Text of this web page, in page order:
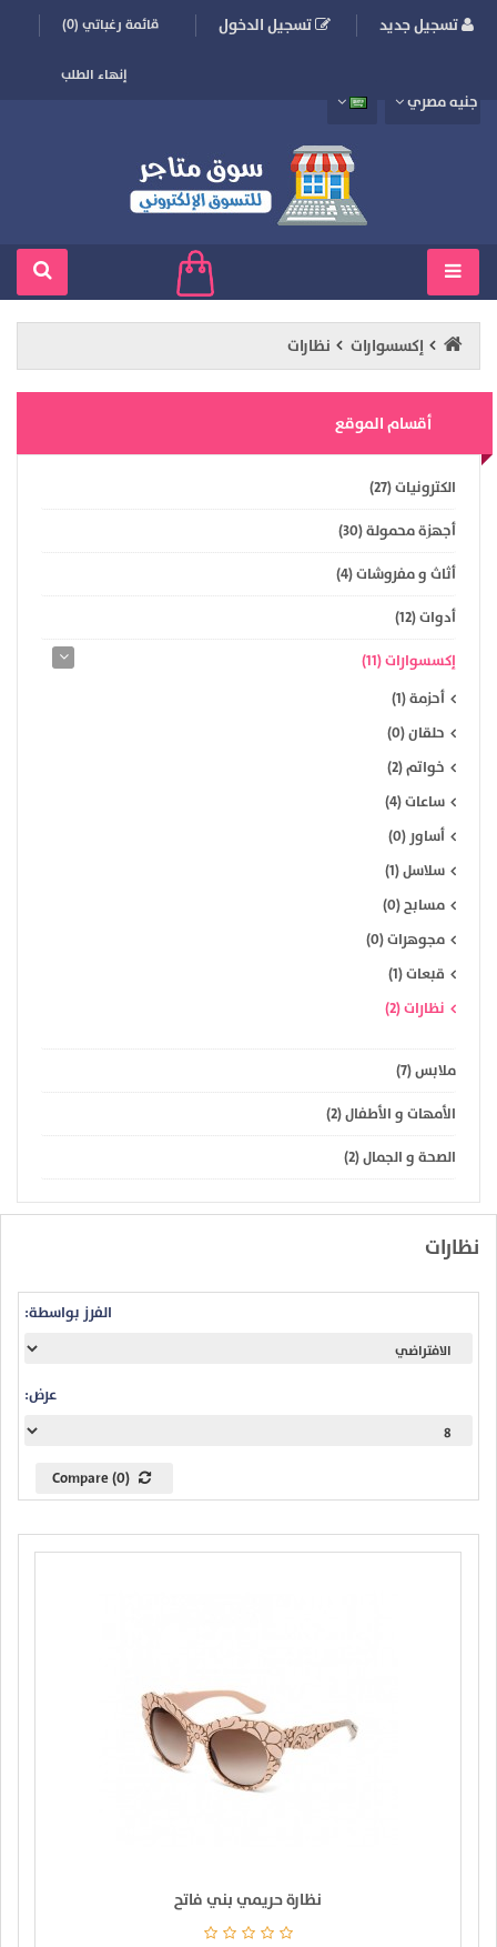
تسجيل جديد تسجيل الدخول قائمة رغباتي (0)
إنهاء الطلب
جنيه مصري
إكسسوارات نظارات
أقسام الموقع
الكترونيات (27)
أجهزة محمولة (30)
أثاث و مفروشات (4)
أدوات (12)
إكسسوارات (11)
أحزمة (1)
حلقان (0)
خواتم (2)
ساعات (4)
أساور (0)
سلاسل (1)
مسابح (0)
مجوهرات (0)
قبعات (1)
نظارات (2)
ملابس (7)
الأمهات و الأطفال (2)
الصحة و الجمال (2)
نظارات
الفرز بواسطة:
عرض:
نظارة حريمي بني فاتح